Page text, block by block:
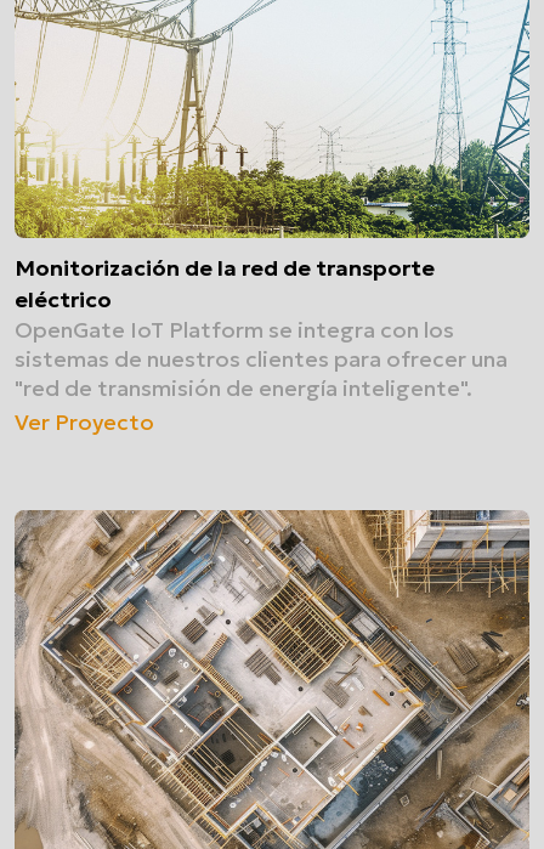
Monitorización de la red de transporte
eléctrico
OpenGate IoT Platform se integra con los
sistemas de nuestros clientes para ofrecer una
"red de transmisión de energía inteligente".
Ver Proyecto